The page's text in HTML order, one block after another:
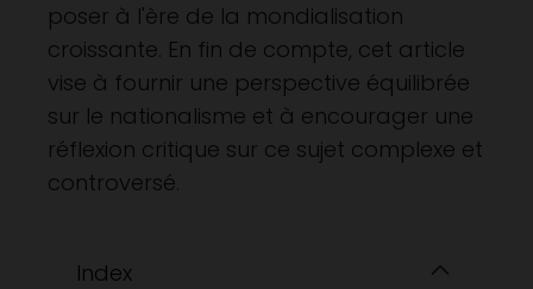
poser à l'ère de la mondialisation
croissante. En fin de compte, cet article
vise à fournir une perspective équilibrée
sur le nationalisme et à encourager une
réflexion critique sur ce sujet complexe et
controversé.
Index